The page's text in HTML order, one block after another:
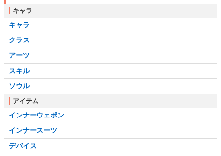
キャラ
キャラ
クラス
アーツ
スキル
ソウル
アイテム
インナーウェポン
インナースーツ
デバイス